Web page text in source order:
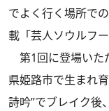
でよく行く場所で
載「芸人ソウルフ
第1回に登場いた
県姫路市で生まれ
詩吟”でブレイク後